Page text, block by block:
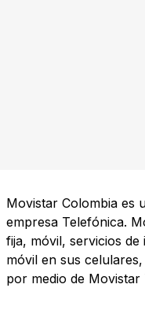
Movistar Colombia es
empresa Telefónica.
fija, móvil, servicios
móvil en sus
por medio de Movistar